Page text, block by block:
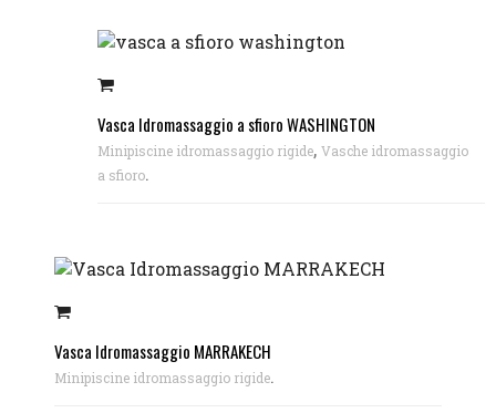
Vasca Idromassaggio a sfioro WASHINGTON
Minipiscine idromassaggio rigide, Vasche idromassaggio
a sfioro.
Vasca Idromassaggio MARRAKECH
Minipiscine idromassaggio rigide.